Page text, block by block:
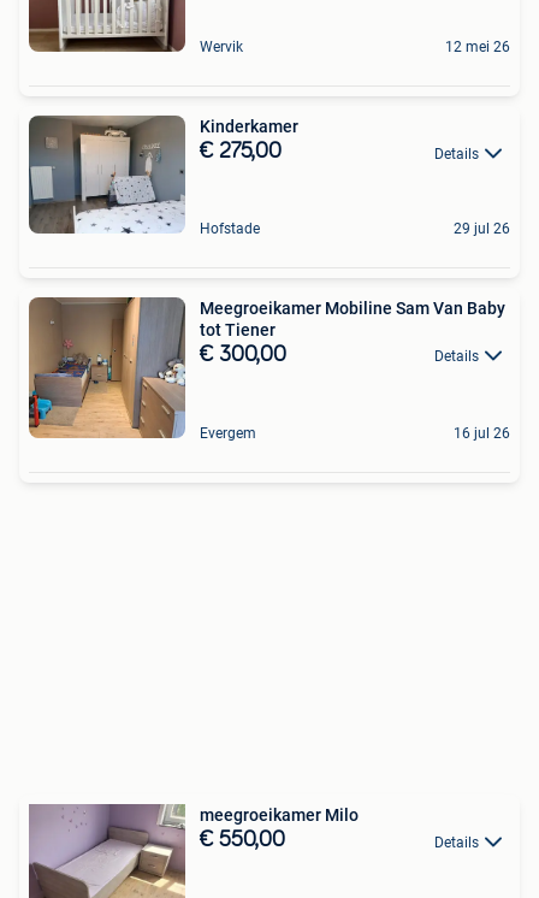
Wervik 12 mei 26
Kinderkamer
€ 275,00 Details
Hofstade 29 jul 26
Meegroeikamer Mobiline Sam Van Baby
tot Tiener
€ 300,00 Details
Evergem 16 jul 26
meegroeikamer Milo
€ 550,00 Details